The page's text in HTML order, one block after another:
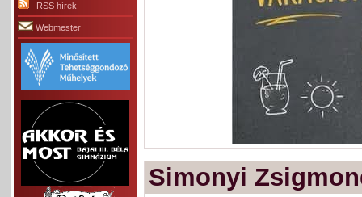
RSS hírek
Webmester
Simonyi